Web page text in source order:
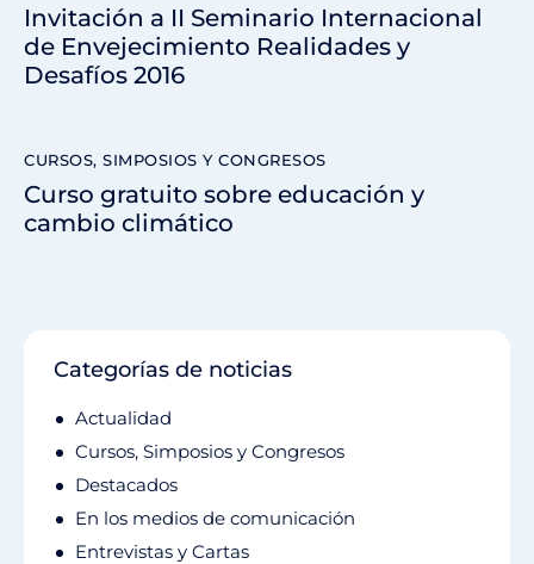
Invitación a II Seminario Internacional
de Envejecimiento Realidades y
Desafíos 2016
CURSOS, SIMPOSIOS Y CONGRESOS
Curso gratuito sobre educación y
cambio climático
Categorías de noticias
Actualidad
Cursos, Simposios y Congresos
Destacados
En los medios de comunicación
Entrevistas y Cartas